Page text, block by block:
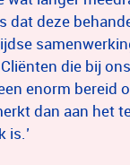
dat deze
die bij
enorm bereid
dan aan het
is.’